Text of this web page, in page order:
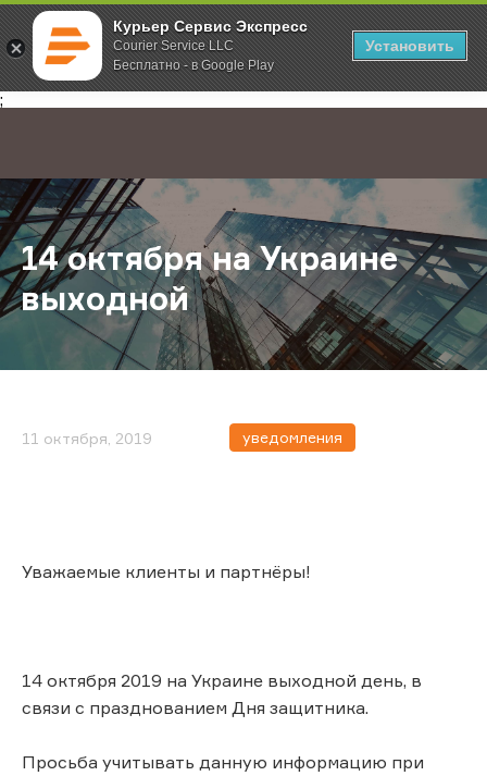
Курьер Сервис Экспресс
Courier Service LLC
Бесплатно - в Google Play
Установить
;
Главная О компании Новости 14 октября на Украине выходной
14 октября на Украине
выходной
11 октября, 2019 уведомления
Уважаемые клиенты и партнёры!
14 октября 2019 на Украине выходной день, в
связи с празднованием Дня защитника.
Просьба учитывать данную информацию при